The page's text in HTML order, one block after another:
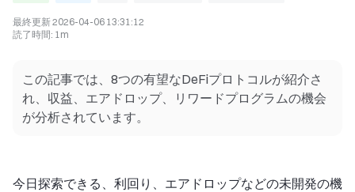
最終更新2026-04-06 13:31:12
読了時間: 1m
この記事では、8つの有望なDeFiプロトコルが紹介さ
れ、収益、エアドロップ、リワードプログラムの機会
が分析されています。
今日探索できる、利回り、エアドロップなどの未開発の機